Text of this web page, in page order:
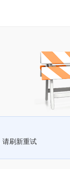
请刷新重试